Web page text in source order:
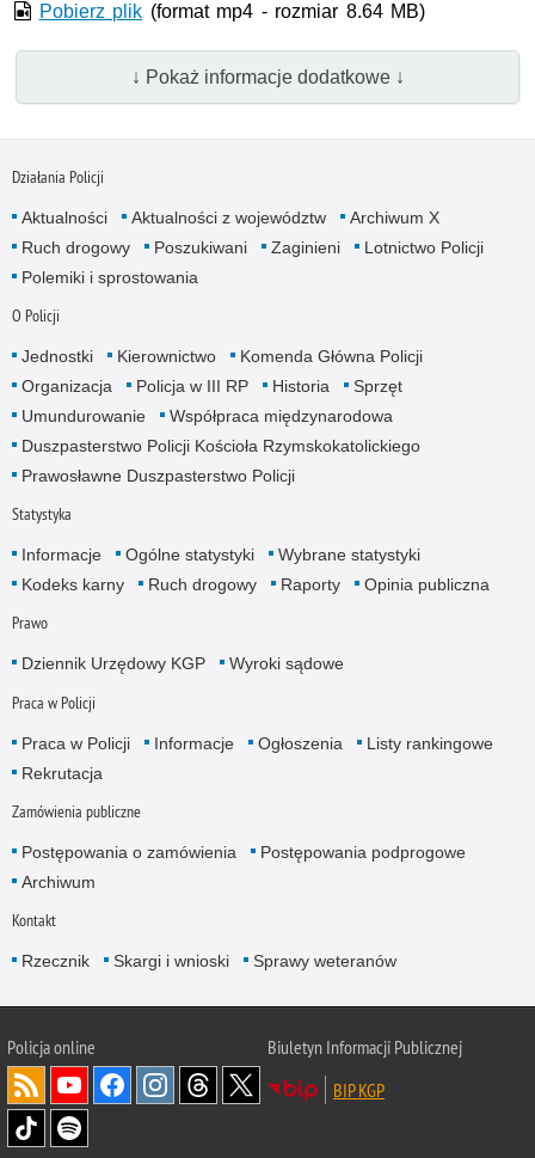
Pobierz plik (format mp4 - rozmiar 8.64 MB)
↓ Pokaż informacje dodatkowe ↓
Działania Policji
Aktualności Aktualności z województw
Archiwum X
Ruch drogowy
Poszukiwani Zaginieni
Lotnictwo Policji
Polemiki i sprostowania
O Policji
Jednostki Kierownictwo
Komenda Główna Policji
Organizacja
Policja w III RP Historia
Sprzęt
Umundurowanie
Współpraca międzynarodowa
Duszpasterstwo Policji Kościoła Rzymskokatolickiego
Prawosławne Duszpasterstwo Policji
Statystyka
Informacje Ogólne statystyki
Wybrane statystyki
Kodeks karny
Ruch drogowy Raporty Opinia publiczna
Prawo
Dziennik Urzędowy KGP Wyroki sądowe
Praca w Policji
Praca w Policji Informacje Ogłoszenia
Listy rankingowe
Rekrutacja
Zamówienia publiczne
Postępowania o zamówienia
Postępowania podprogowe
Archiwum
Kontakt
Rzecznik Skargi i wnioski Sprawy weteranów
Policjaonline
Biuletyn Informacji Publicznej
BIP KGP